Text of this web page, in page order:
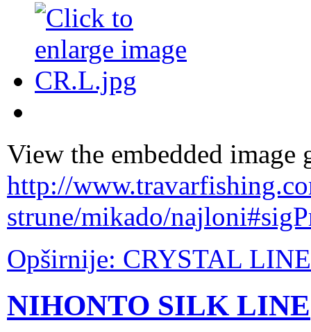
View the embedded image
http://
strune/mikado/
Opširnije: CRYSTAL LINE
NIHONTO SILK LINE